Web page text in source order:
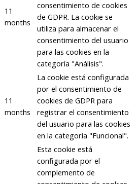
11
months
consentimiento de cookies
de GDPR. La cookie se
utiliza para almacenar el
consentimiento del usuario
para las cookies en la
categoría "Análisis".
11
months
La cookie está configurada
por el consentimiento de
cookies de GDPR para
registrar el consentimiento
del usuario para las cookies
en la categoría "Funcional".
Esta cookie está
configurada por el
complemento de